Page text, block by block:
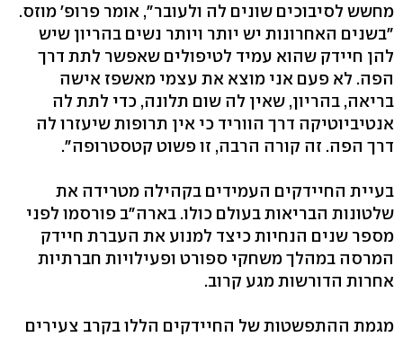
מחשש לסיבוכים שונים לה ולעובר‭,"‬ אומר פרופ' מוזס.
"בשנים האחרונות יש יותר ויותר נשים בהריון שיש
להן חיידק שהוא עמיד לטיפולים שאפשר לתת דרך
הפה. לא פעם אני מוצא את עצמי מאשפז אישה
בריאה, בהריון, שאין לה שום תלונה, כדי לתת לה
אנטיביוטיקה דרך הווריד כי אין תרופות שיעזרו לה
דרך הפה. זה קורה הרבה, זו פשוט קטסטרופה‭."‬
בעיית החיידקים העמידים בקהילה מטרידה את
שלטונות הבריאות בעולם כולו. בארה"ב פורסמו לפני
מספר שנים הנחיות כיצד למנוע את העברת חיידק
המרסה במהלך משחקי ספורט ופעילויות חברתיות
אחרות הדורשות מגע קרוב.
מגמת ההתפשטות של החיידקים הללו בקרב צעירים